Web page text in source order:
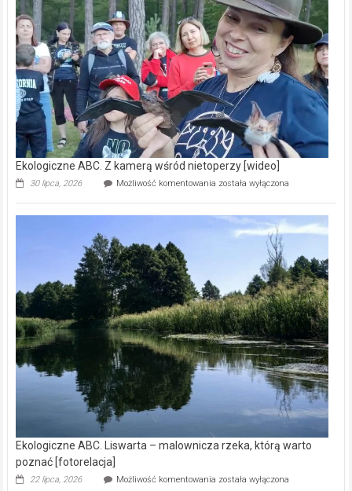
prawdziwy
skarb
natury
[wideo]
Ekologiczne ABC. Z kamerą wśród nietoperzy [wideo]
30 lipca, 2026 Możliwość komentowania Ekologiczne
kamerą
wśród
została wyłączona
Ekologiczne ABC. Liswarta – malownicza rzeka, którą warto
poznać [fotorelacja]
22 lipca, 2026 Możliwość komentowania Ekologiczne
została wyłączona